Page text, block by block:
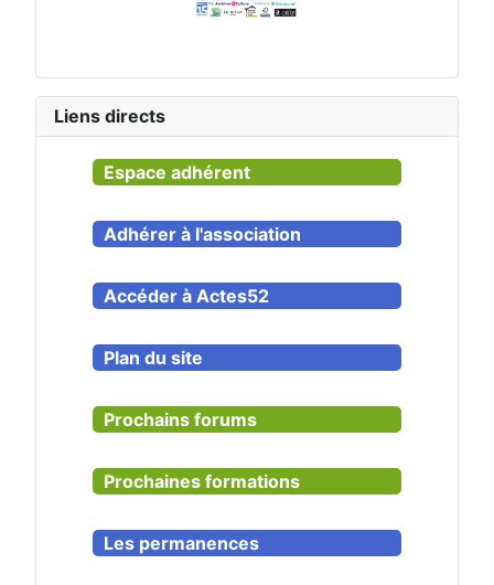
Liens directs
Espace adhérent
Adhérer à l'association
Accéder à Actes52
Plan du site
Prochains forums
Prochaines formations
Les permanences